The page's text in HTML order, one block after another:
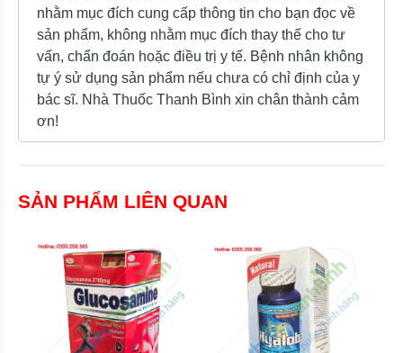
nhằm mục đích cung cấp thông tin cho bạn đọc về
sản phẩm, không nhằm mục đích thay thế cho tư
vấn, chẩn đoán hoặc điều trị y tế. Bệnh nhân không
tự ý sử dụng sản phẩm nếu chưa có chỉ định của y
bác sĩ. Nhà Thuốc Thanh Bình xin chân thành cảm
ơn!
SẢN PHẨM LIÊN QUAN